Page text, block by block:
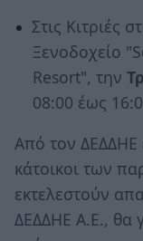
Στις Κιτριές
Ξενοδοχείο
Resort", την
08:00 έως
Από τον ΔΕΔΔΗΕ
κάτοικοι των
εκτελεστούν
ΔΕΔΔΗΕ Α.Ε., θα